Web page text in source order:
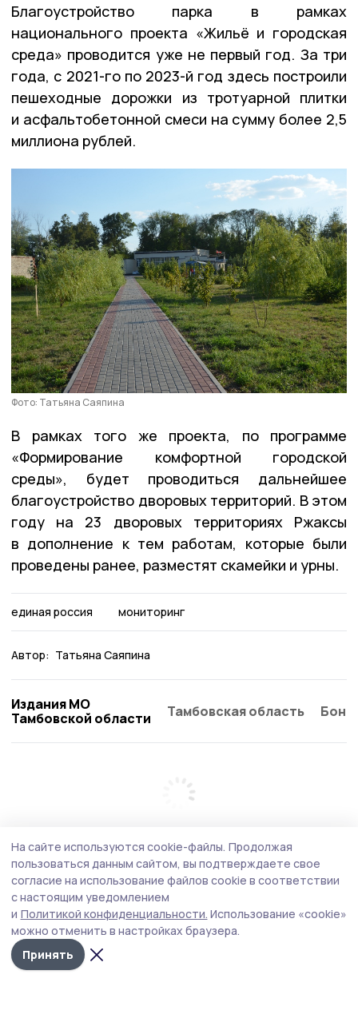
Благоустройство парка в рамках
национального проекта «Жильё и городская
среда» проводится уже не первый год. За три
года, с 2021-го по 2023-й год здесь построили
пешеходные дорожки из тротуарной плитки
и асфальтобетонной смеси на сумму более 2,5
миллиона рублей.
Фото: Татьяна Саяпина
В рамках того же проекта, по программе
«Формирование комфортной городской
среды», будет проводиться дальнейшее
благоустройство дворовых территорий. В этом
году на 23 дворовых территориях Ржаксы
в дополнение к тем работам, которые были
проведены ранее, разместят скамейки и урны.
единая россия мониторинг
Автор: Татьяна Саяпина
Издания МО
Тамбовской области
Тамбовская область
На сайте используются cookie-файлы. Продолжая
пользоваться данным сайтом, вы подтверждаете свое
согласие на использование файлов cookie в соответствии
с настоящим уведомлением
и Политикой конфиденциальности. Использование «cookie»
можно отменить в настройках браузера.
Принять